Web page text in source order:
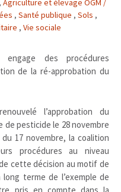
, Agriculture et élevage OGM /
, Santé publique , Sols ,
, Vie sociale
des procédures
de la ré-approbation du
l’approbation du
pesticide le 28 novembre
17 novembre, la coalition
procédures au niveau
cette décision au motif de
long terme de l’exemple de